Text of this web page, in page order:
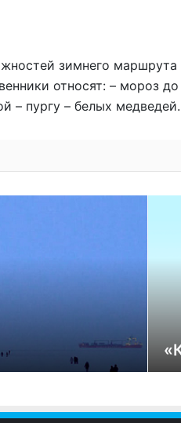
зимнего маршрута
относят: – мороз
– пургу – белых медведей.